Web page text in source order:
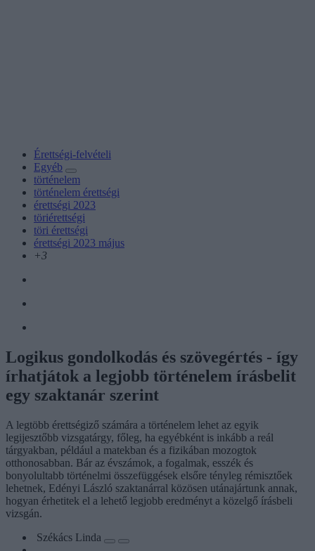
Érettségi-felvételi
Egyéb
történelem
történelem érettségi
érettségi 2023
töriérettségi
töri érettségi
érettségi 2023 május
+3
Logikus gondolkodás és szövegértés - így
írhatjátok a legjobb történelem írásbelit
egy szaktanár szerint
A legtöbb érettségiző számára a történelem lehet az egyik
legijesztőbb vizsgatárgy, főleg, ha egyébként is inkább a reál
tárgyakban, például a matekban és a fizikában mozogtok
otthonosabban. Bár az évszámok, a fogalmak, esszék és
bonyolultabb történelmi összefüggések elsőre tényleg rémisztőek
lehetnek, Edényi László szaktanárral közösen utánajártunk annak,
hogyan érhetitek el a lehető legjobb eredményt a közelgő írásbeli
vizsgán.
Székács Linda